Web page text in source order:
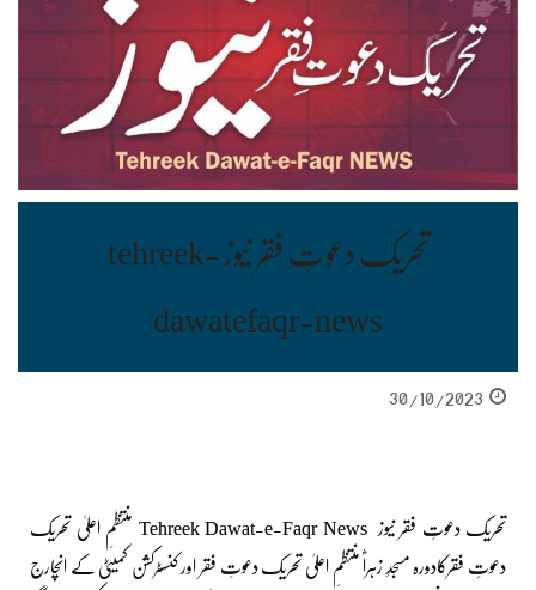
تحریک دعوتِ فقر نیوز tehreek-
dawatefaqr-news
30/10/2023
تحریک دعوتِ فقر نیوز Tehreek Dawat-e-Faqr News منتظمِ اعلیٰ تحریک
دعوتِ فقرکادورہ مسجدِ زہراؓ منتظمِ اعلیٰ تحریک دعوتِ فقر اور کنسٹرکشن کمیٹی کے انچارج